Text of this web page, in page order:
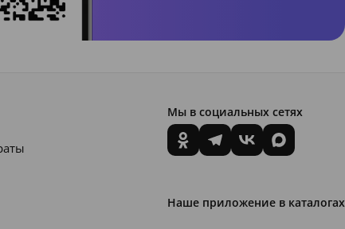
Мы в социальных сетях
Наше приложение в каталогах